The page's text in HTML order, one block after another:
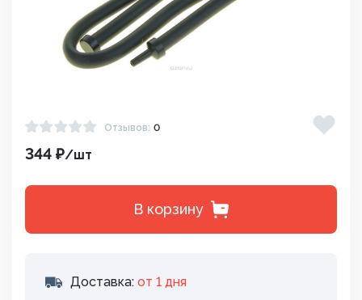
Отзывов: 0
344 ₽/шт
В корзину
Доставка: от 1 дня